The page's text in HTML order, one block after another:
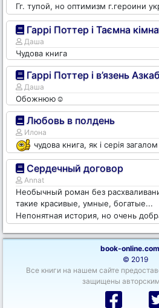
Гг. тупой, но оптимизм г.героини
Гаррі Поттер і Таємна
Даша
Чудова книга
Гаррі Поттер і в’язень
Даша
Обожнюю☺️
Любовь в полдень
Илона
чудова книга, як і серія загалом
Сердечный договор
Annat
Необычный роман без
такие красивые, умные, богатые...
Непонятная история, но очень
book-
© 2019
Все книги на нашем сайте
защищены